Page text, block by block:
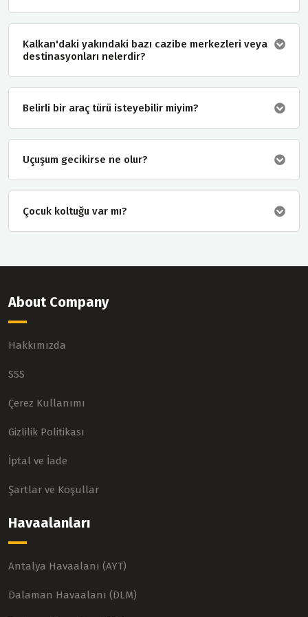
Kalkan'daki yakındaki bazı cazibe merkezleri veya
destinasyonları nelerdir?
Belirli bir araç türü isteyebilir miyim?
Uçuşum gecikirse ne olur?
Çocuk koltuğu var mı?
About Company
Hakkımızda
SSS
Çerez Kullanımı
Gizlilik Politikası
İptal ve İade
Şartlar ve Koşullar
Havaalanları
Antalya Havaalanı (AYT)
Dalaman Havaalanı (DLM)